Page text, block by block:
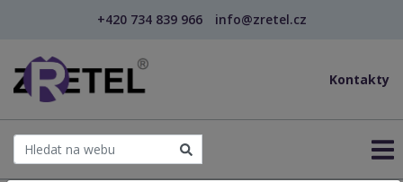
+420 734 839 966 info@zretel.cz
Kontakty